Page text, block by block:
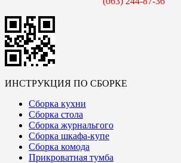
ИНСТРУКЦИЯ ПО СБОРКЕ
Сборка кухни
Сборка стола
Сборка журнальгого
Сборка шкафа-купе
Сборка комода
Прикроватная тумба